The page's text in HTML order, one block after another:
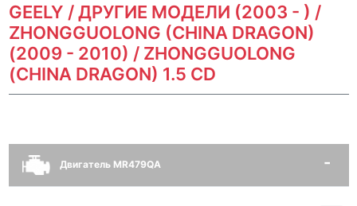
GEELY / ДРУГИЕ МОДЕЛИ (2003 - ) /
ZHONGGUOLONG (CHINA DRAGON)
(2009 - 2010) / ZHONGGUOLONG
(CHINA DRAGON) 1.5 CD
Двигатель MR479QA